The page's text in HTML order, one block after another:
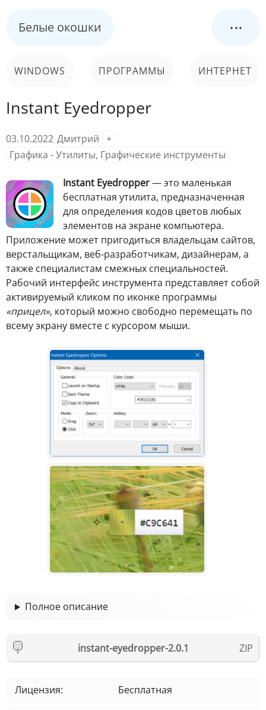
Белые окошки ...
WINDOWS ПРОГРАММЫ ИНТЕРНЕТ
КОМПЬЮТЕР
Instant Eyedropper
03.10.2022 Дмитрий +
Графика - Утилиты, Графические инструменты
Instant Eyedropper— это маленькая
бесплатная утилита, предназначенная
для определения кодов цветов любых
элементов на экране компьютера.
Приложение может пригодиться владельцам сайтов,
верстальщикам, веб-разработчикам, дизайнерам, а
также специалистам смежных специальностей.
Рабочий интерфейс инструмента представляет собой
активируемый кликом по иконке программы
«прицел», который можно свободно перемещать по
всему экрану вместе с курсором мыши.
Полное описание
instant-eyedropper-2.0.1
Лицензия: Бесплатная